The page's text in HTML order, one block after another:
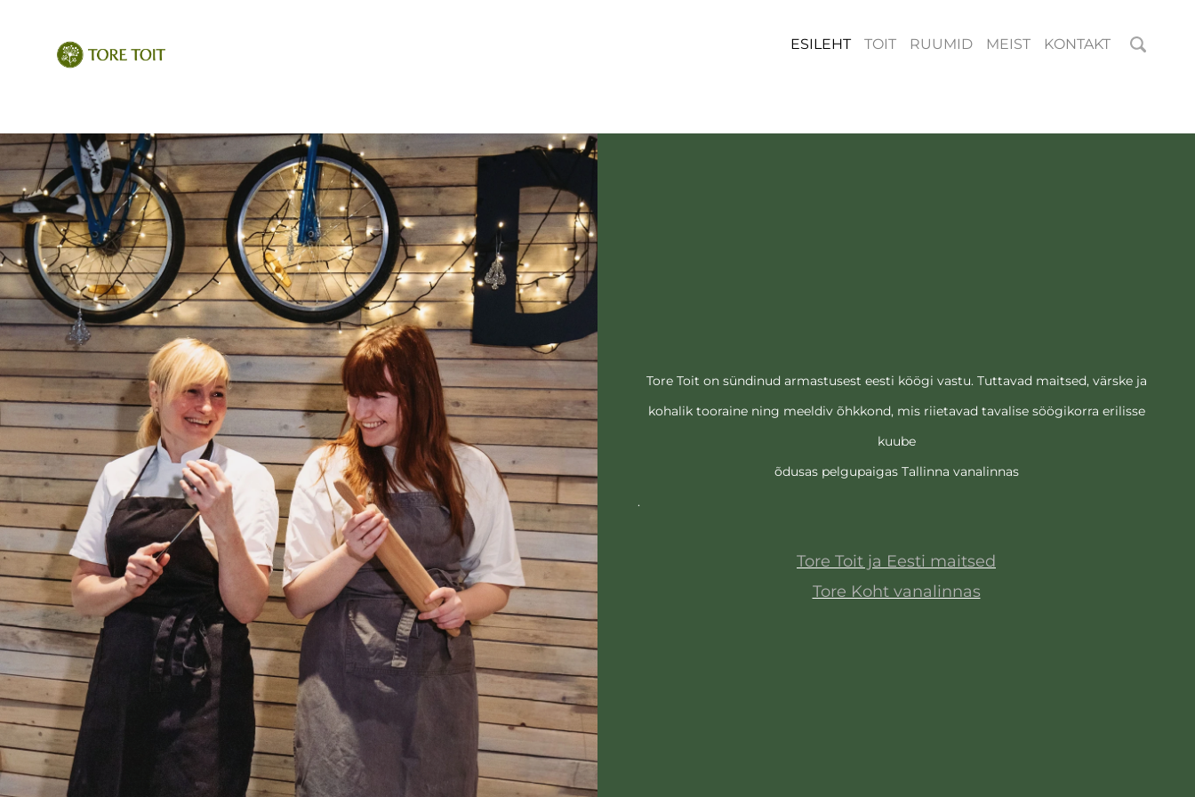
ESILEHT TOIT RUUMID MEIST KONTAKT
Tore Toit on sündinud armastusest eesti köögi vastu. Tuttavad maitsed, värske ja
kohalik tooraine ning meeldiv õhkkond, mis riietavad tavalise söögikorra erilisse
kuube
õdusas pelgupaigas Tallinna vanalinnas
.
Tore Toit ja Eesti maitsed
Tore Koht vanalinnas